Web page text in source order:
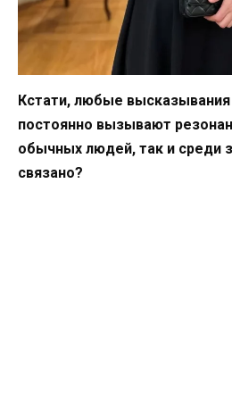
Кстати, любые высказывания
постоянно вызывают
обычных людей, так и среди
связано?